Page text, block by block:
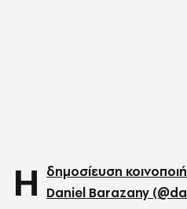
Η δημοσίευση
Daniel Barazany